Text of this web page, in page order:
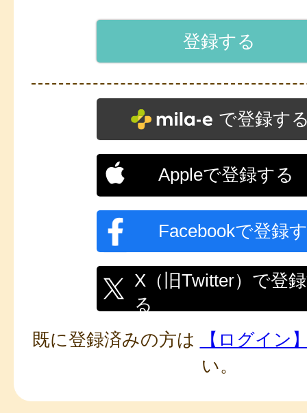
で登録す
Appleで登録する
Facebookで登録
X（旧Twitter）で登
る
既に登録済みの方は
【ログイン
い。